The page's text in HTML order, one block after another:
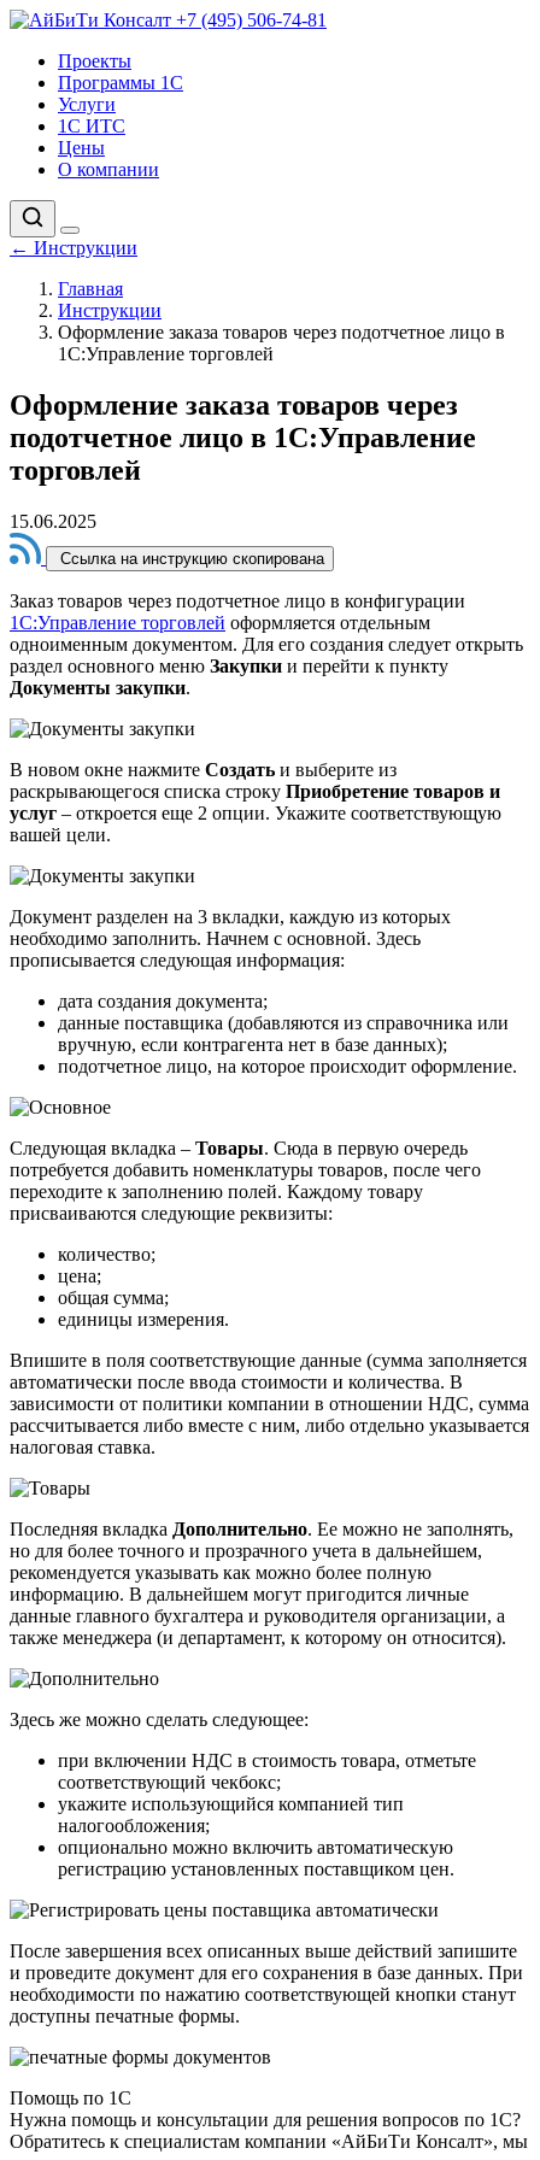
+7 (495) 506-74-81
Проекты
Программы 1С
Услуги
1С ИТС
Цены
О компании
← Инструкции
Главная
Инструкции
Оформление заказа товаров через подотчетное лицо в
1С:Управление торговлей
Оформление заказа товаров через
подотчетное лицо в 1С:Управление
торговлей
15.06.2025
Ссылка на инструкцию скопирована
Заказ товаров через подотчетное лицо в конфигурации
1С:Управление торговлей оформляется отдельным
одноименным документом. Для его создания следует открыть
раздел основного меню Закупки и перейти к пункту
Документы закупки.
В новом окне нажмите Создать и выберите из
раскрывающегося списка строку Приобретение товаров и
услуг – откроется еще 2 опции. Укажите соответствующую
вашей цели.
Документ разделен на 3 вкладки, каждую из которых
необходимо заполнить. Начнем с основной. Здесь
прописывается следующая информация:
дата создания документа;
данные поставщика (добавляются из справочника или
вручную, если контрагента нет в базе данных);
подотчетное лицо, на которое происходит оформление.
Следующая вкладка – Товары. Сюда в первую очередь
потребуется добавить номенклатуры товаров, после чего
переходите к заполнению полей. Каждому товару
присваиваются следующие реквизиты:
количество;
цена;
общая сумма;
единицы измерения.
Впишите в поля соответствующие данные (сумма заполняется
автоматически после ввода стоимости и количества. В
зависимости от политики компании в отношении НДС, сумма
рассчитывается либо вместе с ним, либо отдельно указывается
налоговая ставка.
Последняя вкладка Дополнительно. Ее можно не заполнять,
но для более точного и прозрачного учета в дальнейшем,
рекомендуется указывать как можно более полную
информацию. В дальнейшем могут пригодится личные
данные главного бухгалтера и руководителя организации, а
также менеджера (и департамент, к которому он относится).
Здесь же можно сделать следующее:
при включении НДС в стоимость товара, отметьте
соответствующий чекбокс;
укажите использующийся компанией тип
налогообложения;
опционально можно включить автоматическую
регистрацию установленных поставщиком цен.
После завершения всех описанных выше действий запишите
и проведите документ для его сохранения в базе данных. При
необходимости по нажатию соответствующей кнопки станут
доступны печатные формы.
Помощь по 1С
Нужна помощь и консультации для решения вопросов по 1С?
Обратитесь к специалистам компании «АйБиТи Консалт», мы